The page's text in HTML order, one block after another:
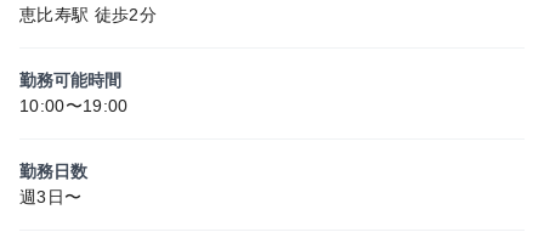
恵比寿駅 徒歩2分
勤務可能時間
10:00〜19:00
勤務日数
週3日〜